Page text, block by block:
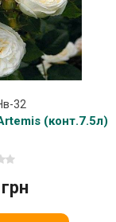
32
(конт.7.5л)